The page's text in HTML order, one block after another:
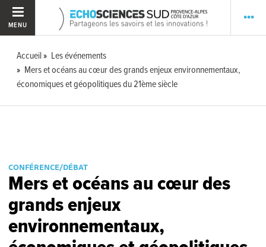
MENU
Accueil
Les événements
Mers et océans au cœur des grands enjeux environnementaux,
économiques et géopolitiques du 21ème siècle
CONFÉRENCE/DÉBAT
Mers et océans au cœur des
grands enjeux
environnementaux,